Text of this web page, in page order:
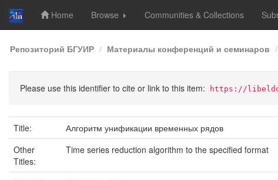
Skip
navigation
Home Browse Communities & Collections
Репозиторий БГУИР Материалы конференций и семинаров
Please use this identifier to cite or link to this item: https://
Title:
Алгоритм унификации временных рядов
Other
Titles:
Time series reduction algorithm to the specified format